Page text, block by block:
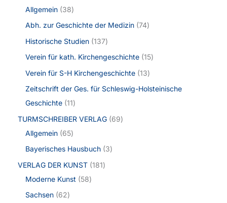
Allgemein 38
Abh. zur Geschichte der Medizin 74
Historische Studien 137
Verein für kath. Kirchengeschichte 15
Verein für S-H Kirchengeschichte 13
Zeitschrift der Ges. für Schleswig-Holsteinische
Geschichte 11
TURMSCHREIBER VERLAG 69
Allgemein 65
Bayerisches Hausbuch 3
VERLAG DER KUNST 181
Moderne Kunst
58
Sachsen 62